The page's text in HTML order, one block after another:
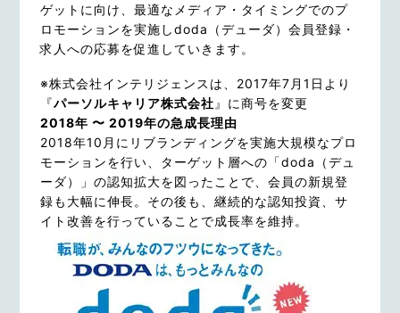
ゲットに向け、最適なメディア・タイミングでのプ
ロモーションを実施しdoda（デューダ）会員登録・
求人への応募を促進していきます。
※株式会社インテリジェンスは、2017年7月1日より
『パーソルキャリア株式会社 』に商号を変更
2018年 〜 2019年の急成長理由
2018年10月にリブランディングを実施大規模なプロ
モーションを行い、ターゲット層への「doda（デュ
ーダ）」の認知拡大を図ったことで、会員の新規登
録も大幅に伸長。その後も、継続的な認知投資、サ
イト改善を行っていることで成長率を維持。